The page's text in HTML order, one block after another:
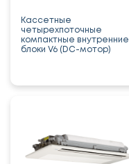
Кассетные
четырехпоточные
компактные внутренние
блоки V6 (DC-мотор)